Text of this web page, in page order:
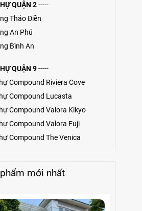
QUẬN 2-----
Thảo Điền
An Phú
Bình An
QUẬN 9-----
Compound Riviera Cove
Compound Lucasta
Compound Valora Kikyo
Compound Valora Fuji
Compound The Venica
mới nhất